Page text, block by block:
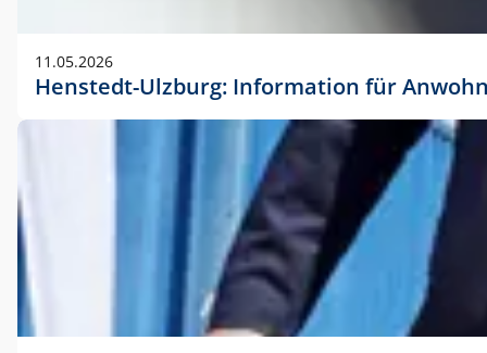
11.05.2026
Henstedt-Ulzburg: Information für